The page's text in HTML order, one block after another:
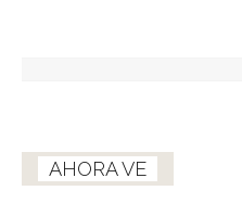
AHORA VE